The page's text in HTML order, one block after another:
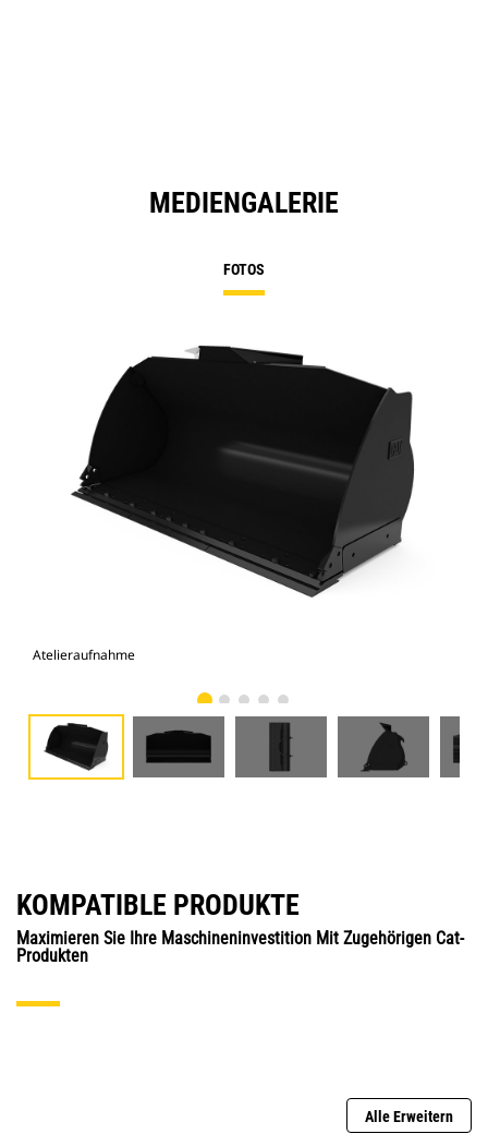
MEDIENGALERIE
FOTOS
Atelieraufnahme
KOMPATIBLE PRODUKTE
Maximieren Sie Ihre Maschineninvestition Mit Zugehörigen Cat-
Produkten
Alle Erweitern